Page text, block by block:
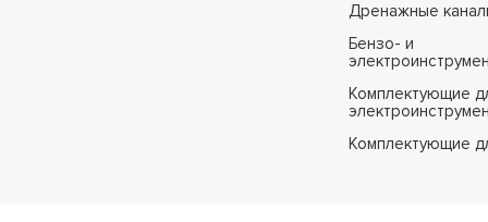
Дренажные
Бензо- и
Комплектующие
Комплектующие